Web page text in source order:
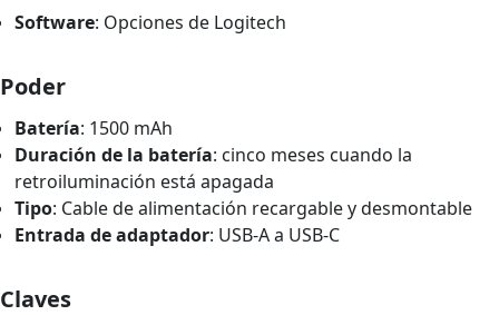
Software: Opciones de Logitech
Poder
Batería: 1500 mAh
Duración de la batería: cinco meses cuando la
retroiluminación está apagada
Tipo: Cable de alimentación recargable y desmontable
Entrada de adaptador: USB-A a USB-C
Claves